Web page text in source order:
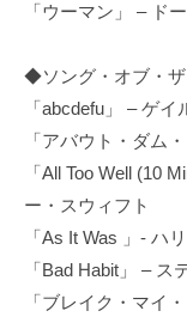
「ウーマン」 – ド
◆ソング・オブ・
「abcdefu」 – ゲイ
「アバウト・ダム
「All Too Well (10
ー・スウィフト
「As It Was 」- ハ
「Bad Habit」 – ス
「ブレイク・マイ